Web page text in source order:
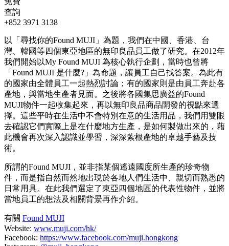
查詢
+852 3971 3138
以「尋找你的Found MUJI」為題，我們在中國、香港、台
灣、韓國等四個東亞地區的無印良品員工做了研究。在2012年
我們開始以My Found MUJI 為核心執行企劃，當時也曾將
「Found MUJI 是什麼?」為命題，讓員工自己找答案。為此有
的國家由全體員工一起熱烈討論；有的國家則是由員工奔赴各
產地，與當地生產者見面。之後將各國集思廣益的Found
MUJI物件一起收集起來，再以無印良品商品開發的視點來選
擇。這些平時在生活中不會特別在意的生活用品，我們用雙眼
去確認它們實際上是在什麼地方生產，是如何製做出來的，藉
此機會再次深入認識並學習，深深紮根產地的卓越手藝及技
術。
所謂的Found MUJI，並非指某個遙遠國度所生產的珍奇物
件，而是指自然而然地出現於各地人們生活中、親切而熟悉的
日常用具。在此我們選定了東亞四個地區的代表性物件，並將
當地員工的想法及相關背景再作介紹。
有關 Found MUJI
Website: www.muji.com/hk/
Facebook: https://www.facebook.com/muji.hongkong